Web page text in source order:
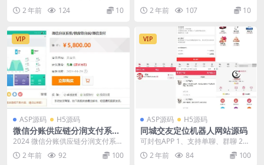
ET内核，提供卓越的性能和功能。
此外，我们...
2 年前 124 10
统
于 SpringBoot 和 Vue 的开发。这
一...2 年前 107 10
VIP
ASP源码 H5源码
微信分账供应链分润支付系统
源码
2024 微信分账供应链分润支付系统
源码
2 年前 92 100
VIP
ASP源码 H5源码
同城交友定位机器人网站源码
可封包APP 1、支持单聊、群聊 2、
支持发动态，类似朋友圈 3、支持
附近的人导...
2 年前 84 100